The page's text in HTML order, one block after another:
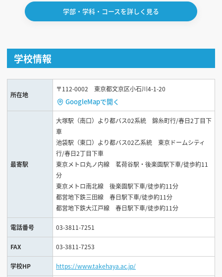
学部・学科・コースを詳しく見る
学校情報
所在地
〒112-0002 東京都文京区小石川4-1-20
GoogleMapで開く
最寄駅
大塚駅（南口）より都バス02系統 錦糸町行/春日2丁目下
車
池袋駅（東口）より都バス02乙系統 東京ドームシティ
行/春日2丁目下車
東京メトロ丸ノ内線 茗荷谷駅・後楽園駅下車/徒歩約11
分
東京メトロ南北線 後楽園駅下車/徒歩約11分
都営地下鉄三田線 春日駅下車/徒歩約11分
都営地下鉄大江戸線 春日駅下車/徒歩約11分
電話番号 03-3811-7251
FAX 03-3811-7253
学校HP https://www.takehaya.ac.jp/